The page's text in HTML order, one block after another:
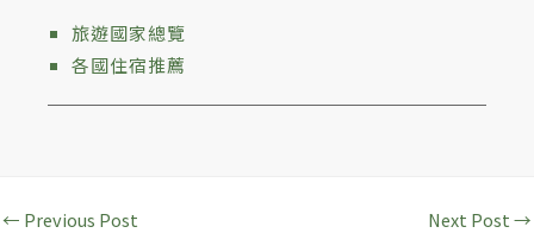
旅遊國家總覽
各國住宿推薦
← Previous Post Next Post→